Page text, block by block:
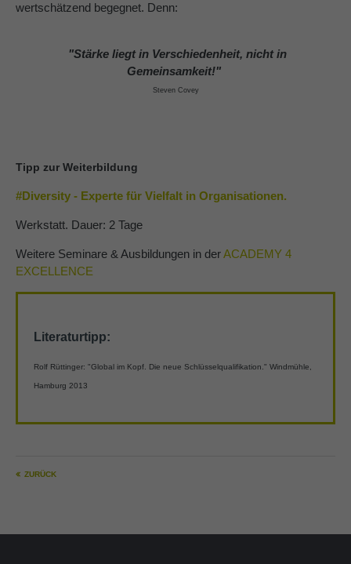
wertschätzend begegnet. Denn:
"Stärke liegt in Verschiedenheit, nicht in
Gemeinsamkeit!"
Steven Covey
Tipp zur Weiterbildung
#Diversity - Experte für Vielfalt in Organisationen.
Werkstatt. Dauer: 2 Tage
Weitere Seminare & Ausbildungen in derACADEMY 4
EXCELLENCE
Literaturtipp:
Rolf Rüttinger: "Global im Kopf. Die neue Schlüsselqualifikation." Windmühle,
Hamburg 2013
ZURÜCK